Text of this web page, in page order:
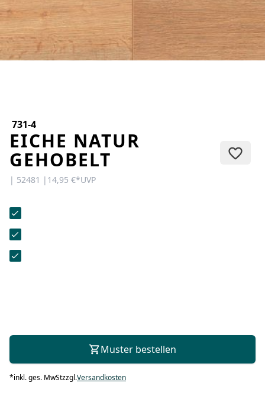
KONTAKT
Sie haben Fragen oder wünschen
eine persönliche Beratung?
Unser Team ist für Sie da –
unser Kontaktformular.
731-4
EICHE NATUR
GEHOBELT
| 52481 | 14,95 €*UVP
Muster bestellen
*inkl. ges. MwStzzgl.Versandkosten